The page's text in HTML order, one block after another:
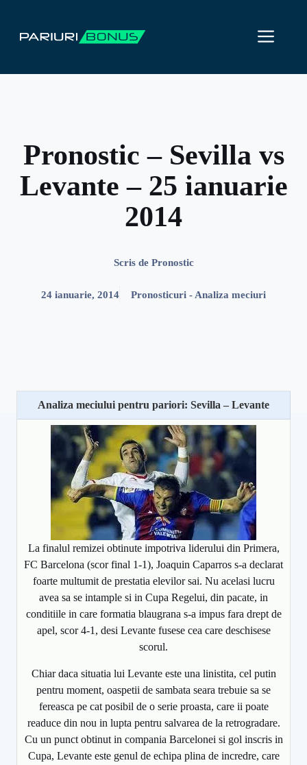
conținut
Pronostic – Sevilla vs
Levante – 25 ianuarie
2014
Scris de Pronostic
24 ianuarie, 2014 Pronosticuri - Analiza meciuri
Analiza meciului pentru pariori: Sevilla – Levante
La finalul remizei obtinute impotriva liderului din Primera,
FC Barcelona (scor final 1-1), Joaquin Caparros s-a declarat
foarte multumit de prestatia elevilor sai. Nu acelasi lucru
avea sa se intample si in Cupa Regelui, din pacate, in
conditiile in care formatia blaugrana s-a impus fara drept de
apel, scor 4-1, desi Levante fusese cea care deschisese
scorul.
Chiar daca situatia lui Levante este una linistita, cel putin
pentru moment, oaspetii de sambata seara trebuie sa se
fereasca pe cat posibil de o serie proasta, care ii poate
readuce din nou in lupta pentru salvarea de la retrogradare.
Cu un punct obtinut in compania Barcelonei si gol inscris in
Cupa, Levante este genul de echipa plina de incredre, care